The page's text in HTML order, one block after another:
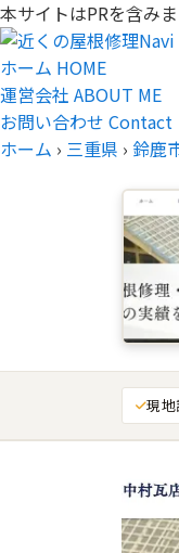
本サイトはPRを含み
ホーム HOME
運営会社 ABOUT ME
お問い合わせ Contact
ホーム › 三重県 › 鈴鹿
現